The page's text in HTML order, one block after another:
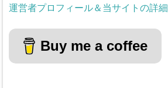
運営者プロフィール＆当サイトの詳細
Buy me a coffee